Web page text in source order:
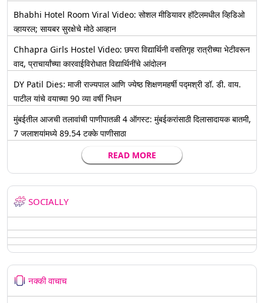
Bhabhi Hotel Room Viral Video: सोशल मीडियावर हॉटेलमधील व्हिडिओ
व्हायरल; सायबर सुरक्षेचे मोठे आव्हान
Chhapra Girls Hostel Video: छपरा विद्यार्थिनी वसतिगृह रात्रीच्या भेटीवरून
वाद, प्राचार्यांच्या कारवाईविरोधात विद्यार्थिनींचे आंदोलन
DY Patil Dies: माजी राज्यपाल आणि ज्येष्ठ शिक्षणमहर्षी पद्मश्री डॉ. डी. वाय.
पाटील यांचे वयाच्या 90 व्या वर्षी निधन
मुंबईतील आजची तलावांची पाणीपातळी 4 ऑगस्ट: मुंबईकरांसाठी दिलासादायक बातमी,
7 जलाशयांमध्ये 89.54 टक्के पाणीसाठा
READ MORE
SOCIALLY
नक्की वाचाच